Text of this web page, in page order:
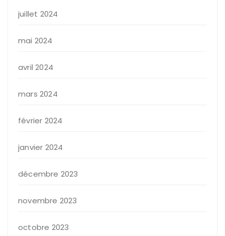
juillet 2024
mai 2024
avril 2024
mars 2024
février 2024
janvier 2024
décembre 2023
novembre 2023
octobre 2023